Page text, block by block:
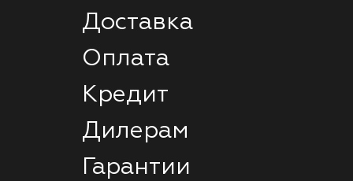
Доставка
Оплата
Кредит
Дилерам
Гарантии